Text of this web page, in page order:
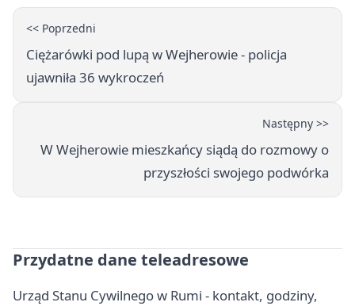
<< Poprzedni
Ciężarówki pod lupą w Wejherowie - policja
ujawniła 36 wykroczeń
Następny >>
W Wejherowie mieszkańcy siądą do rozmowy o
przyszłości swojego podwórka
Przydatne dane teleadresowe
Urząd Stanu Cywilnego w Rumi - kontakt, godziny,